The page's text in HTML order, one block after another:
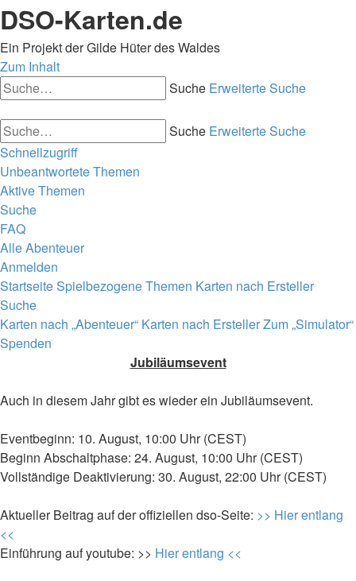
DSO-Karten.de
Ein Projekt der Gilde Hüter des Waldes
Zum Inhalt
Suche Erweiterte Suche
Suche Erweiterte Suche
Schnellzugriff
Unbeantwortete Themen
Aktive Themen
Suche
FAQ
Alle Abenteuer
Anmelden
StartseiteSpielbezogene Themen Karten nach Ersteller
Suche
Karten nach „Abenteuer“ Karten nach ErstellerZum „Simulator“
Spenden
Jubiläumsevent
Auch in diesem Jahr gibt es wieder ein Jubiläumsevent.
Eventbeginn: 10. August, 10:00 Uhr (CEST)
Beginn Abschaltphase: 24. August, 10:00 Uhr (CEST)
Vollständige Deaktivierung: 30. August, 22:00 Uhr (CEST)
Aktueller Beitrag auf der offiziellen dso-Seite: >> Hier entlang
<<
Einführung auf youtube: >> Hier entlang <<